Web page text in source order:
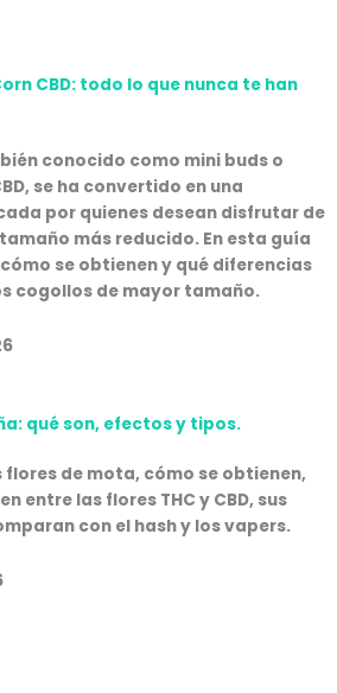
CBD: todo lo que nunca te han
conocido como mini buds o
se ha convertido en una
por quienes desean disfrutar de
más reducido. En esta guía
se obtienen y qué diferencias
cogollos de mayor tamaño.
qué son, efectos y tipos.
flores de mota, cómo se obtienen,
entre las flores THC y CBD, sus
con el hash y los vapers.